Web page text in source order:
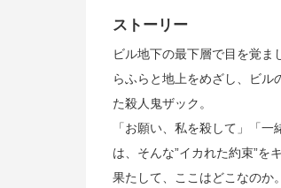
ストーリー
ビル地下の最下層で目を覚ま
らふらと地上をめざし、ビル
た殺人鬼ザック。
「お願い、私を殺して」「
は、そんな”イカれた約束”を
果たして、ここはどこなのか